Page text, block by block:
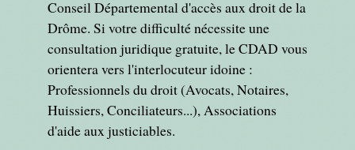
Conseil Départemental d'accès aux droit de la
Drôme. Si votre difficulté nécessite une
consultation juridique gratuite, le CDAD vous
orientera vers l'interlocuteur idoine :
Professionnels du droit (Avocats, Notaires,
Huissiers, Conciliateurs...), Associations
d'aide aux justiciables.